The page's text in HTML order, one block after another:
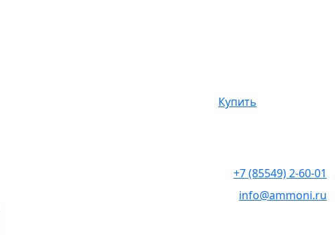
Купить
+7 (85549) 2-60-01
info@ammoni.ru